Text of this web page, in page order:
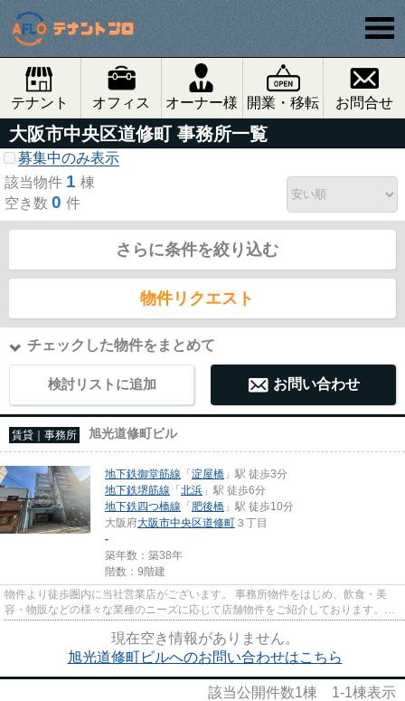
テナント オフィス オーナー様 開業・移転 お問合せ
大阪市中央区道修町 事務所一覧
募集中のみ表示
該当物件 1 棟
空き数 0 件
さらに条件を絞り込む
物件リクエスト
チェックした物件をまとめて
検討リストに追加 お問い合わせ
賃貸｜事務所 旭光道修町ビル
地下鉄御堂筋線 「淀屋橋 」駅 徒歩3分
地下鉄堺筋線 「北浜 」駅 徒歩6分
地下鉄四つ橋線 「肥後橋 」駅 徒歩10分
大阪府大阪市中央区道修町 ３丁目
-
築年数：築38年
階数：9階建
物件より徒歩圏内に当社営業店がございます。 事務所物件をはじめ、飲食・美
容・物販などの様々な業種のニーズに応じて店舗物件をご紹介しております。
尚、弊社ではおとり広告は一切...
現在空き情報がありません。
旭光道修町ビルへのお問い合わせはこちら
該当公開件数1棟 1-1棟表示